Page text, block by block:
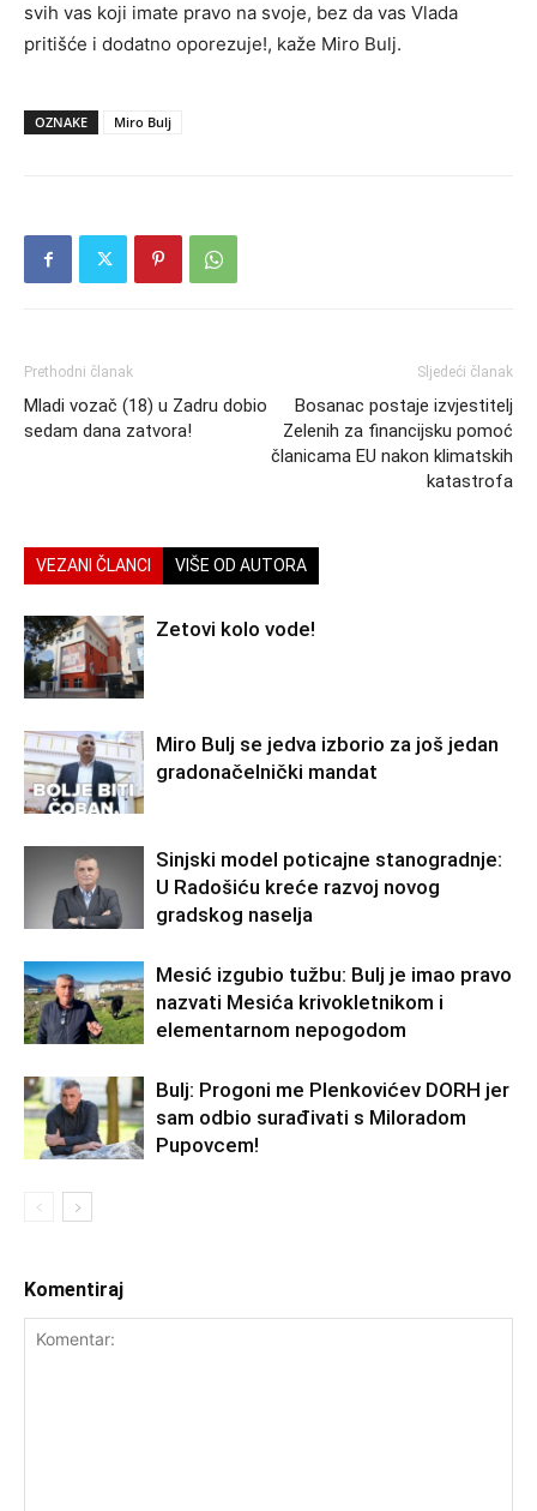
svih vas koji imate pravo na svoje, bez da vas Vlada
pritišće i dodatno oporezuje!, kaže Miro Bulj.
OZNAKE Miro Bulj
Prethodni članak
Mladi vozač (18) u Zadru dobio
sedam dana zatvora!
Sljedeći članak
Bosanac postaje izvjestitelj
Zelenih za financijsku pomoć
članicama EU nakon klimatskih
katastrofa
VEZANI ČLANCI VIŠE OD AUTORA
Zetovi kolo vode!
Miro Bulj se jedva izborio za još jedan
gradonačelnički mandat
Sinjski model poticajne stanogradnje:
U Radošiću kreće razvoj novog
gradskog naselja
Mesić izgubio tužbu: Bulj je imao pravo
nazvati Mesića krivokletnikom i
elementarnom nepogodom
Bulj: Progoni me Plenkovićev DORH jer
sam odbio surađivati s Miloradom
Pupovcem!
Komentiraj